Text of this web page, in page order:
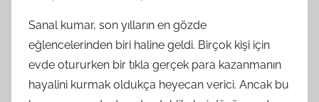
Sanal kumar, son yılların en gözde
eğlencelerinden biri haline geldi. Birçok kişi için
evde otururken bir tıkla gerçek para kazanmanın
hayalini kurmak oldukça heyecan verici. Ancak bu